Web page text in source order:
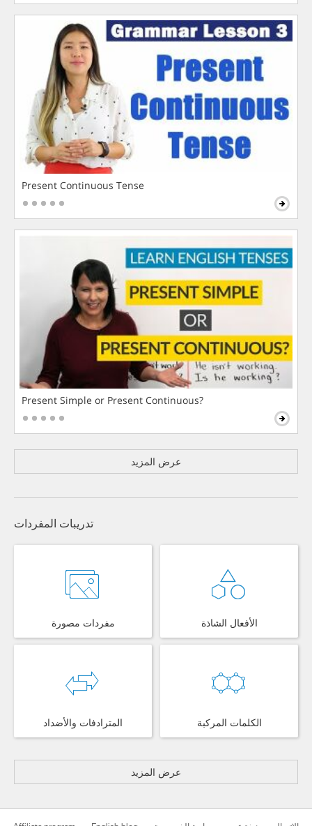
Present Continuous Tense
Present Simple or Present Continuous?
عرض المزيد
تدريبات المفردات
مفردات مصورة الأفعال الشاذة
المترادفات والأضداد الكلمات المركبة
عرض المزيد